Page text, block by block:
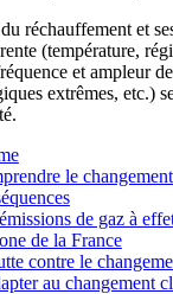
réchauffement et
(température,
et ampleur
extrêmes, etc.)
le
de gaz à
de la France
contre le
au changement